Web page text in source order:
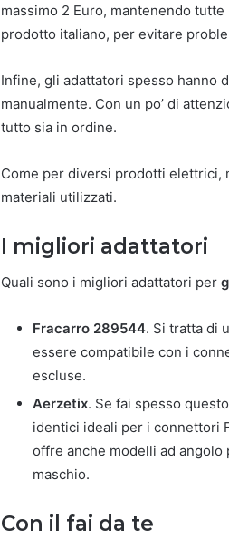
massimo 2 Euro, mantenendo
prodotto italiano, per evitare
Infine, gli adattatori spesso hanno
manualmente. Con un po’ di
tutto sia in ordine.
Come per diversi prodotti elettrici,
materiali utilizzati.
I migliori adattatori
Quali sono i migliori adattatori per
Fracarro 289544. Si tratta di
essere compatibile con i
escluse.
Aerzetix. Se fai spesso
identici ideali per i connettori
offre anche modelli ad
maschio.
Con il fai da te